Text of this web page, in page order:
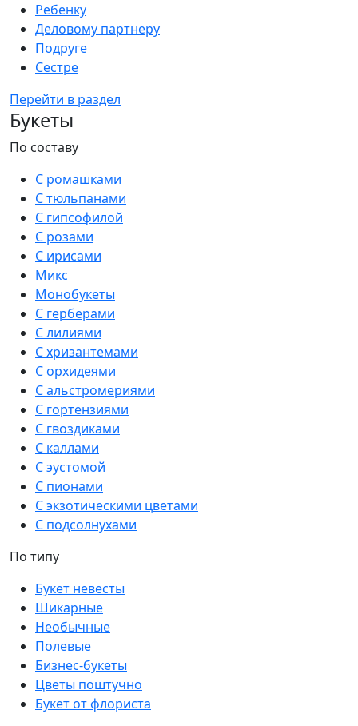
Ребенку
Деловому партнеру
Подруге
Сестре
Перейти в раздел
Букеты
По составу
С ромашками
С тюльпанами
С гипсофилой
С розами
С ирисами
Микс
Монобукеты
С герберами
С лилиями
С хризантемами
С орхидеями
С альстромериями
С гортензиями
С гвоздиками
С каллами
С эустомой
С пионами
С экзотическими цветами
С подсолнухами
По типу
Букет невесты
Шикарные
Необычные
Полевые
Бизнес-букеты
Цветы поштучно
Букет от флориста